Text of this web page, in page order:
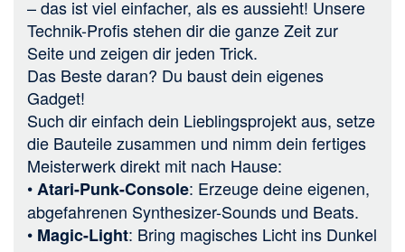
– das ist viel einfacher, als es aussieht! Unsere
Technik-Profis stehen dir die ganze Zeit zur
Seite und zeigen dir jeden Trick.
Das Beste daran? Du baust dein eigenes
Gadget!
Such dir einfach dein Lieblingsprojekt aus, setze
die Bauteile zusammen und nimm dein fertiges
Meisterwerk direkt mit nach Hause:
•Atari-Punk-Console: Erzeuge deine eigenen,
abgefahrenen Synthesizer-Sounds und Beats.
• Magic-Light: Bring magisches Licht ins Dunkel